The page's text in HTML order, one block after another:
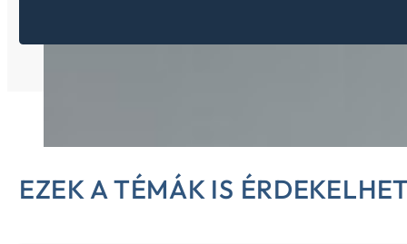
EZEK A TÉMÁK IS